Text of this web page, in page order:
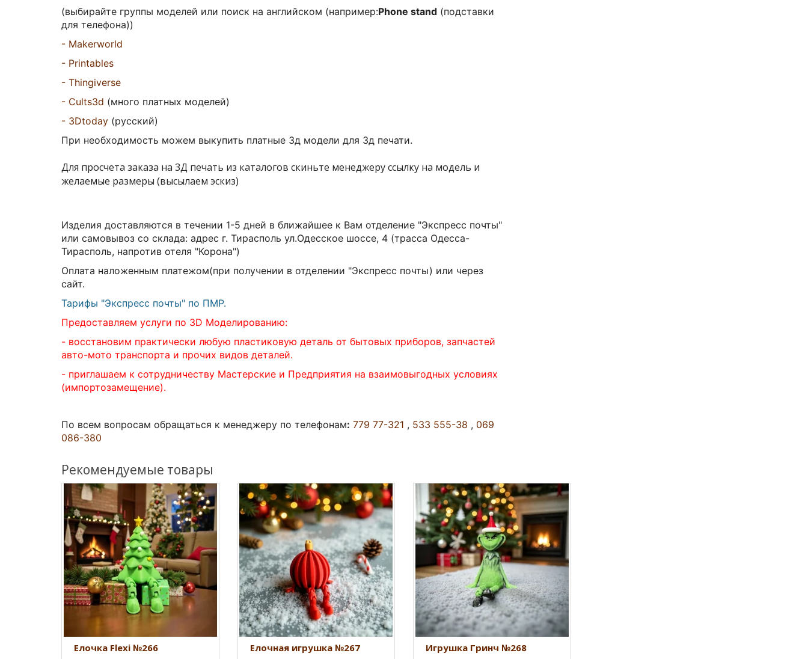
(выбирайте группы моделей или поиск на английском (например:Phone stand (подставки
для телефона))
- Makerworld
- Printables
- Thingiverse
- Cults3d (много платных моделей)
- 3Dtoday (русский)
При необходимость можем выкупить платные 3д модели для 3д печати.
Для просчета заказа на 3Д печать из каталогов скиньте менеджеру ссылку на модель и
желаемые размеры (высылаем эскиз)
Изделия доставляются в течении 1-5 дней в ближайшее к Вам отделение "Экспресс почты"
или самовывоз со склада: адрес г. Тирасполь ул.Одесское шоссе, 4 (трасса Одесса-
Тирасполь, напротив отеля "Корона")
Оплата наложенным платежом(при получении в отделении "Экспресс почты) или через
сайт.
Тарифы "Экспресс почты" по ПМР.
Предоставляем услуги по 3D Моделированию:
- восстановим практически любую пластиковую деталь от бытовых приборов, запчастей
авто-мото транспорта и прочих видов деталей.
- приглашаем к сотрудничеству Мастерские и Предприятия на взаимовыгодных условиях
(импортозамещение).
По всем вопросам обращаться к менеджеру по телефонам: 779 77-321 , 533 555-38 , 069
086-380
Рекомендуемые товары
Елочка Flexi №266 Елочная игрушка №267 Игрушка Гринч №268